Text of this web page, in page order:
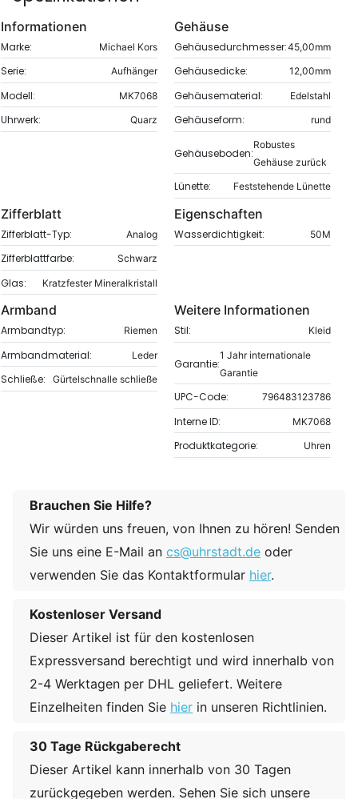
Informationen
Marke: Michael Kors
Serie: Aufhänger
Modell: MK7068
Uhrwerk: Quarz
Gehäuse
Gehäusedurchmesser:45,00mm
Gehäusedicke: 12,00mm
Gehäusematerial: Edelstahl
Gehäuseform: rund
Gehäuseboden:
Robustes
Gehäuse zurück
Lünette: Feststehende Lünette
Zifferblatt
Zifferblatt-Typ: Analog
Zifferblattfarbe: Schwarz
Glas: Kratzfester Mineralkristall
Eigenschaften
Wasserdichtigkeit: 50M
Armband
Armbandtyp: Riemen
Armbandmaterial: Leder
Schließe: Gürtelschnalle schließe
Weitere Informationen
Stil: Kleid
Garantie:
1 Jahr internationale
Garantie
UPC-Code: 796483123786
Interne ID: MK7068
Produktkategorie: Uhren
Brauchen Sie Hilfe?
Wir würden uns freuen, von Ihnen zu hören! Senden
Sie uns eine E-Mail an cs@uhrstadt.de oder
verwenden Sie das Kontaktformular hier.
Kostenloser Versand
Dieser Artikel ist für den kostenlosen
Expressversand berechtigt und wird innerhalb von
2-4 Werktagen per DHL geliefert. Weitere
Einzelheiten finden Sie hier in unseren Richtlinien.
30 Tage Rückgaberecht
Dieser Artikel kann innerhalb von 30 Tagen
zurückgegeben werden. Sehen Sie sich unsere